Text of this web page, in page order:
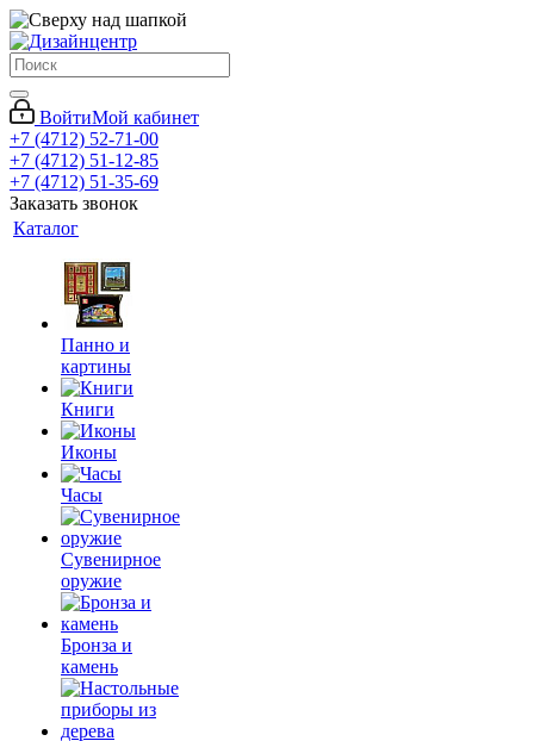
ВойтиМой кабинет
+7 (4712) 52-71-00
+7 (4712) 51-12-85
+7 (4712) 51-35-69
Заказать звонок
Каталог
Панно и
картины
Книги
Иконы
Часы
Сувенирное
оружие
Бронза и
камень